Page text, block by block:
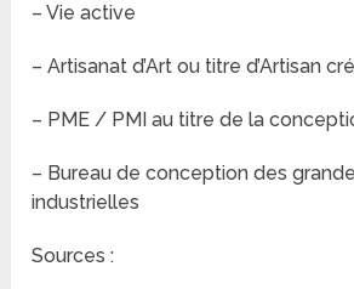
– Vie active
– Artisanat d’Art ou titre d’Artisan
– PME / PMI au titre de la
– Bureau de conception des
industrielles
Sources :